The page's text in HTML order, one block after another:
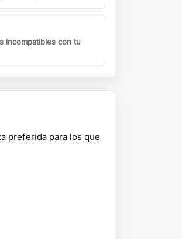
incompatibles con tu
preferida para los que